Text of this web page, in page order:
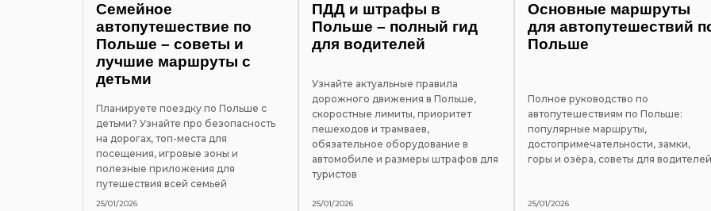
Семейное
автопутешествие по
Польше – советы и
лучшие маршруты с
детьми
Планируете поездку по Польше с
детьми? Узнайте про безопасность
на дорогах, топ-места для
посещения, игровые зоны и
полезные приложения для
путешествия всей семьей
25/01/2026
ПДД и штрафы в
Польше – полный гид
для водителей
Узнайте актуальные правила
дорожного движения в Польше,
скоростные лимиты, приоритет
пешеходов и трамваев,
обязательное оборудование в
автомобиле и размеры штрафов для
туристов
25/01/2026
Основные маршруты
для автопутешествий
Польше
Полное руководство по
автопутешествиям по Польше:
популярные маршруты,
достопримечательности, замки,
горы и озёра, советы для водителей
25/01/2026